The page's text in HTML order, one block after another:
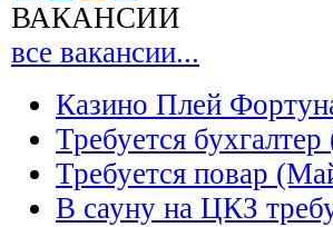
ВАКАНСИИ
все вакансии...
Казино Плей
Требуется
Требуется повар
В сауну на ЦКЗ